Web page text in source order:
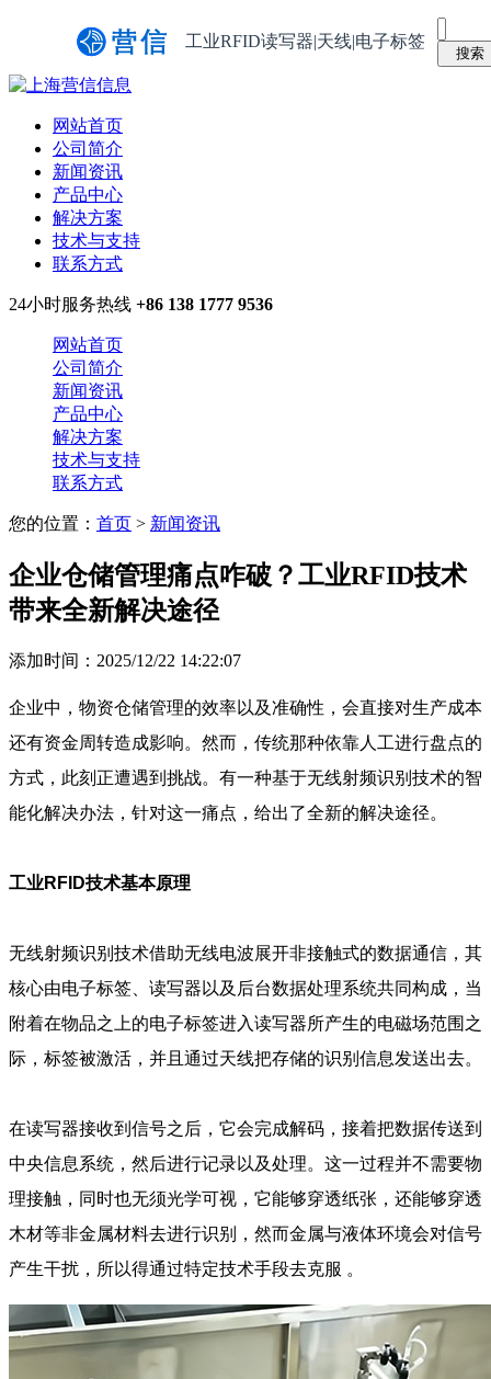
工业RFID读写器|天线|电子标签
网站首页
公司简介
新闻资讯
产品中心
解决方案
技术与支持
联系方式
24小时服务热线 +86 138 1777 9536
网站首页
公司简介
新闻资讯
产品中心
解决方案
技术与支持
联系方式
您的位置： 首页 > 新闻资讯
企业仓储管理痛点咋破？工业RFID技术
带来全新解决途径
添加时间：2025/12/22 14:22:07
企业中，物资仓储管理的效率以及准确性，会直接对生产成本
还有资金周转造成影响。然而，传统那种依靠人工进行盘点的
方式，此刻正遭遇到挑战。有一种基于无线射频识别技术的智
能化解决办法，针对这一痛点，给出了全新的解决途径。
工业RFID技术基本原理
无线射频识别技术借助无线电波展开非接触式的数据通信，其
核心由电子标签、读写器以及后台数据处理系统共同构成，当
附着在物品之上的电子标签进入读写器所产生的电磁场范围之
际，标签被激活，并且通过天线把存储的识别信息发送出去。
在读写器接收到信号之后，它会完成解码，接着把数据传送到
中央信息系统，然后进行记录以及处理。这一过程并不需要物
理接触，同时也无须光学可视，它能够穿透纸张，还能够穿透
木材等非金属材料去进行识别，然而金属与液体环境会对信号
产生干扰，所以得通过特定技术手段去克服 。